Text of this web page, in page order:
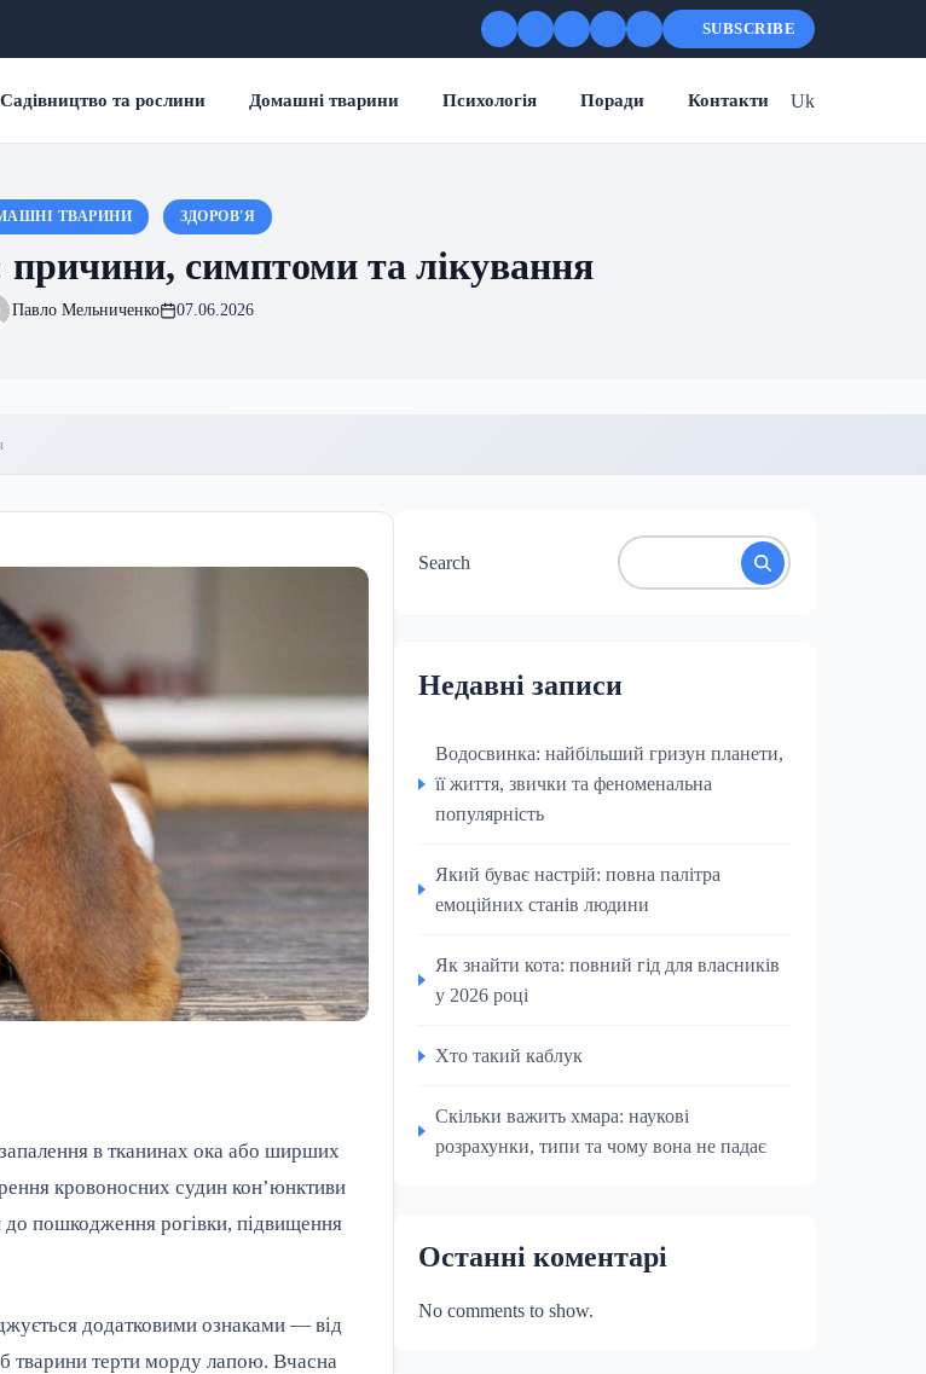
SUBSCRIBE
Садівництво та рослини Домашні тварини Психологія Поради Контакти Uk
ТВАРИНИ ЗДОРОВ'Я
причини, симптоми та лікування
Павло Мельниченко 07.06.2026
в тканинах ока або ширших
кровоносних судин кон’юнктиви
пошкодження рогівки, підвищення
додатковими ознаками — від
тварини терти морду лапою. Вчасна
Search
Недавні записи
Водосвинка: найбільший гризун планети,
її життя, звички та феноменальна
популярність
Який буває настрій: повна палітра
емоційних станів людини
Як знайти кота: повний гід для власників
у 2026 році
Хто такий каблук
Скільки важить хмара: наукові
розрахунки, типи та чому вона не падає
Останні коментарі
No comments to show.